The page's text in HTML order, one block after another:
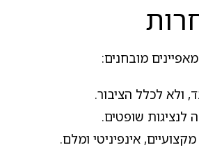
מובחנים:
ולא לכלל הציבור.
לנציגות שופטים.
אינפיניטי ומלם.